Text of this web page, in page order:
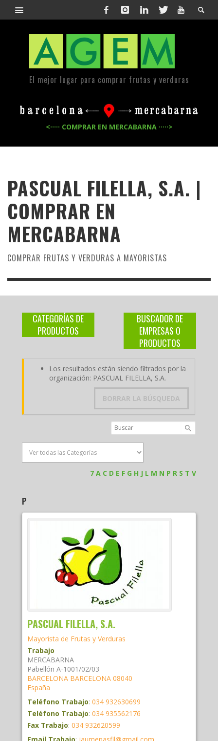
El mejor lugar para comprar frutas y verduras
<····· COMPRAR EN MERCABARNA ·····>
PASCUAL FILELLA, S.A. |
COMPRAR EN
MERCABARNA
COMPRAR FRUTAS Y VERDURAS A MAYORISTAS
CATEGORÍAS DE
PRODUCTOS
BUSCADOR DE
EMPRESAS O
PRODUCTOS
Los resultados están siendo filtrados por la
organización: PASCUAL FILELLA, S.A.
BORRAR LA BÚSQUEDA
7 A C D E F G H J L M N P R S T V
P
PASCUAL FILELLA, S.A.
Mayorista de Frutas y Verduras
Trabajo
MERCABARNA
Pabellón A-1001/02/03
BARCELONA BARCELONA 08040
España
Teléfono Trabajo: 034 932630699
Teléfono Trabajo: 034 935562176
Fax Trabajo: 034 932620599